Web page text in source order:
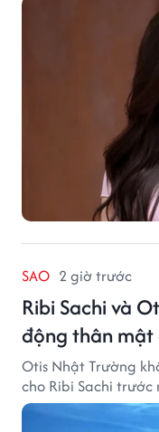
sống hiện đại của
SAO 2 giờ trước
Ribi Sachi và
động thân mật
Otis Nhật Trường
cho Ribi Sachi